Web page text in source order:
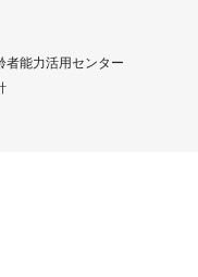
能力活用センター